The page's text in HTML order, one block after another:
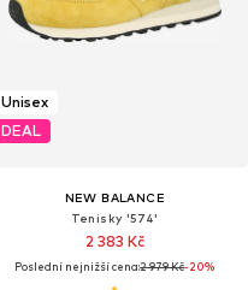
Unisex
DEAL
NEW BALANCE
Tenisky '574'
2 383 Kč
Poslední nejnižší cena:2 979 Kč-20%